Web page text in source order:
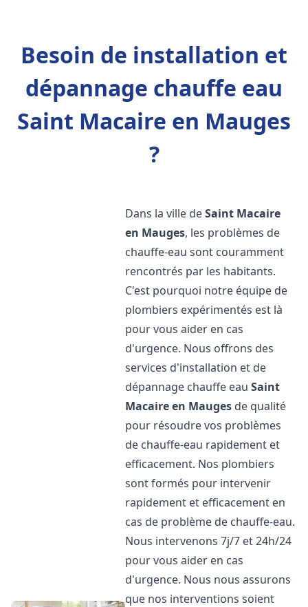
Besoin de installation et
dépannage chauffe eau
Saint Macaire en Mauges
?
Dans la ville deSaint Macaire
en Mauges, les problèmes de
chauffe-eau sont couramment
rencontrés par les habitants.
C'est pourquoi notre équipe de
plombiers expérimentés est là
pour vous aider en cas
d'urgence. Nous offrons des
services d'installation et de
dépannage chauffe eauSaint
Macaire en Mauges de qualité
pour résoudre vos problèmes
de chauffe-eau rapidement et
efficacement. Nos plombiers
sont formés pour intervenir
rapidement et efficacement en
cas de problème de chauffe-eau.
Nous intervenons 7j/7 et 24h/24
pour vous aider en cas
d'urgence. Nous nous assurons
que nos interventions soient